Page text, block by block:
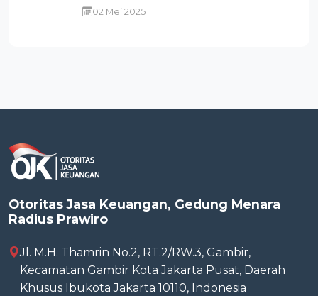
02 Mei 2025
Otoritas Jasa Keuangan, Gedung Menara
Radius Prawiro
Jl. M.H. Thamrin No.2, RT.2/RW.3, Gambir,
Kecamatan Gambir Kota Jakarta Pusat, Daerah
Khusus Ibukota Jakarta 10110, Indonesia